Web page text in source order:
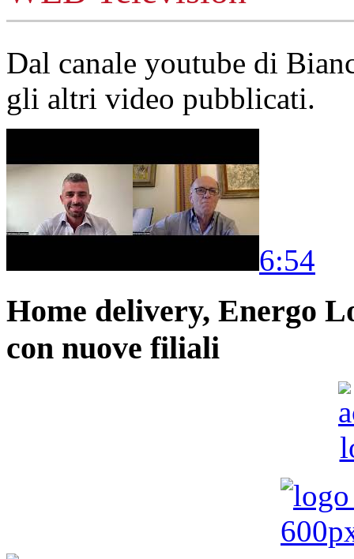
Dal canale youtube di
gli altri video pubblicati.
6:54
Home delivery, Energo
con nuove filiali